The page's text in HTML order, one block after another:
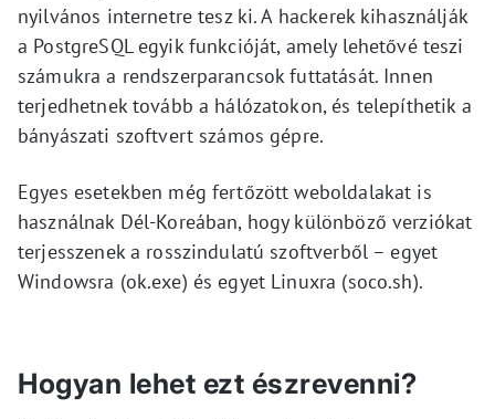
nyilvános internetre tesz ki. A hackerek kihasználják
a PostgreSQL egyik funkcióját, amely lehetővé teszi
számukra a rendszerparancsok futtatását. Innen
terjedhetnek tovább a hálózatokon, és telepíthetik a
bányászati szoftvert számos gépre.
Egyes esetekben még fertőzött weboldalakat is
használnak Dél-Koreában, hogy különböző verziókat
terjesszenek a rosszindulatú szoftverből – egyet
Windowsra (ok.exe) és egyet Linuxra (soco.sh).
Hogyan lehet ezt észrevenni?